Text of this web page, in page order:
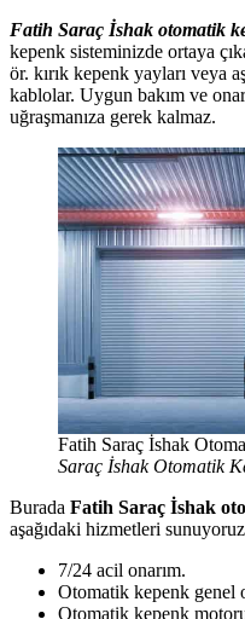
Fatih Saraç İshak otomatik
kepenk sisteminizde ortaya
ör. kırık kepenk yayları veya
kablolar. Uygun bakım ve
uğraşmanıza gerek kalmaz.
Fatih Saraç İshak
Saraç İshak Otomatik
Burada Fatih Saraç İshak
aşağıdaki hizmetleri
7/24 acil onarım.
Otomatik kepenk genel
Otomatik kepenk